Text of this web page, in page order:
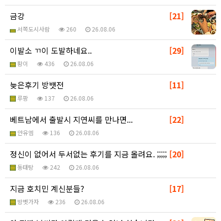
[21]
금강
서쪽도시사람 260 26.08.06
[29]
이발소 ㄲ이 도발하네요..
황이 436 26.08.06
[11]
늦은후기 방뱃전
루팡 137 26.08.06
[22]
베트남에서 출발시 지연씨를 만나면...
안유엠 136 26.08.06
[20]
정신이 없어서 두서없는 후기를 지금 올려요. ;;;;;
동태탕 242 26.08.06
[17]
지금 호치민 계신분들?
방벳가자 236 26.08.06